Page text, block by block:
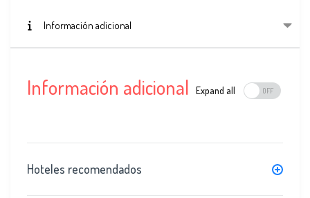
Información adicional
Información adicional Expand all
Hoteles recomendados